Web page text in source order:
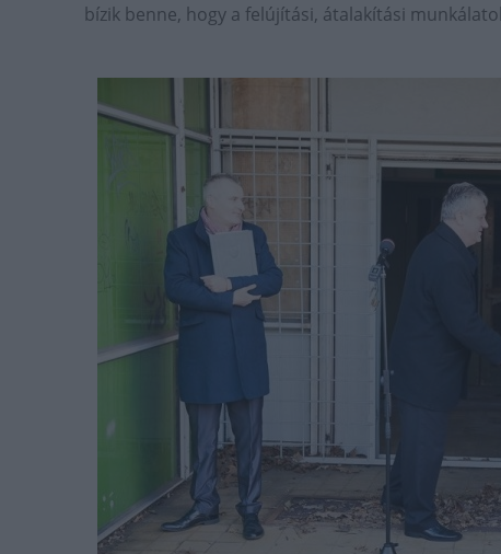
bízik benne, hogy a felújítási, átalakítási